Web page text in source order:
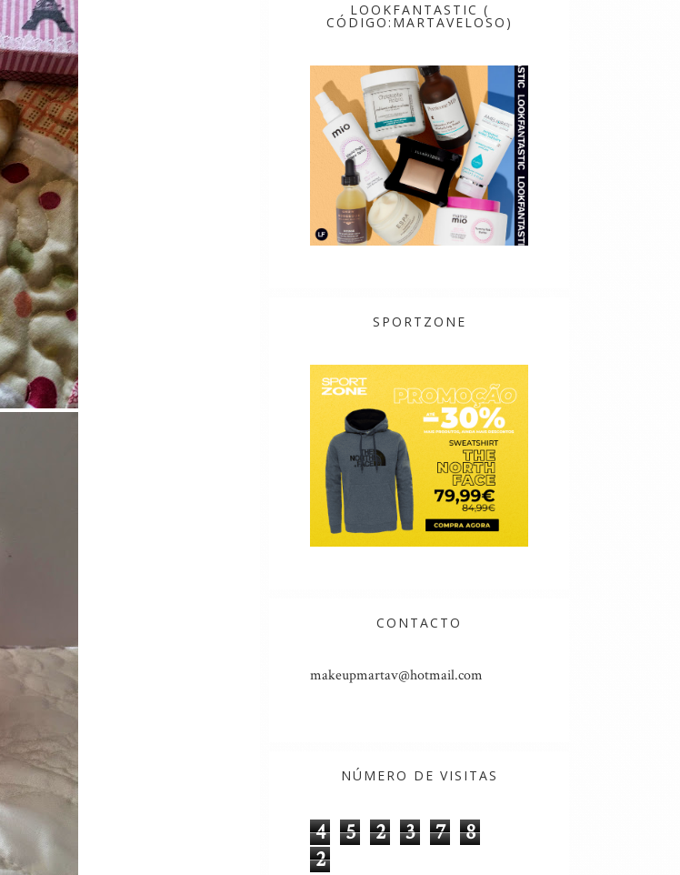
LOOKFANTASTIC (
CÓDIGO:MARTAVELOSO)
SPORTZONE
CONTACTO
makeupmartav@hotmail.com
NÚMERO DE VISITAS
4 5 2 3 7
8
2